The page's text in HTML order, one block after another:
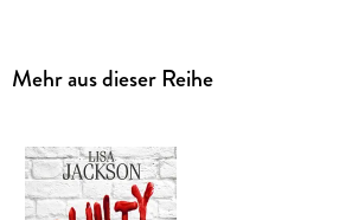
Mehr aus dieser Reihe